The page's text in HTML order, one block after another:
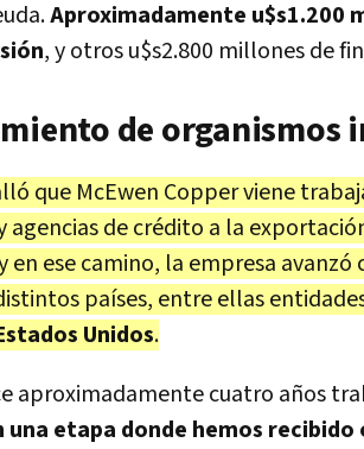
Aproximadamente u$s1.200
, y otros u$s2.800 millones de
de organismos
que McEwen Copper viene
agencias de crédito a la
ese camino, la empresa avanzó
países, entre ellas
Unidos.
aproximadamente cuatro años
una etapa donde hemos